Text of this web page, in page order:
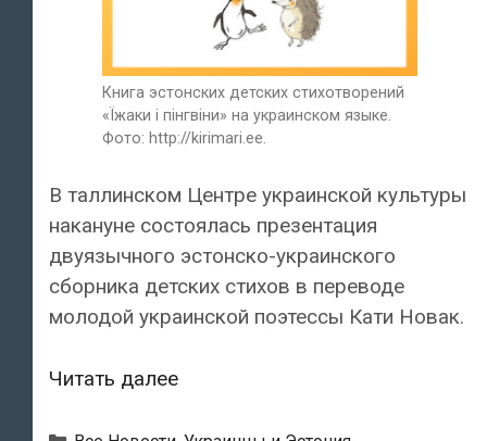
Книга эстонских детских стихотворений
«Їжаки і пінгвіни» на украинском языке.
Фото: http://kirimari.ee.
В таллинском Центре украинской культуры
накануне состоялась презентация
двуязычного эстонско-украинского
сборника детских стихов в переводе
молодой украинской поэтессы Кати Новак.
Читать далееВ